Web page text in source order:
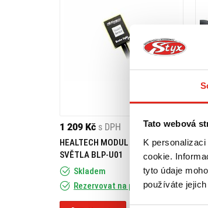
Tato webová
K
cookie.
tyto údaje
používáte
1 209 Kč s DPH
HEALTECH MODUL BRZDOVÉHO
SVĚTLA BLP-U01
Skladem
Rezervovat na prodejně
1
50/